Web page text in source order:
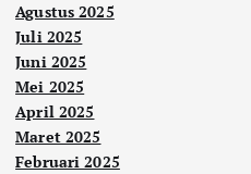
Agustus 2025
Juli 2025
Juni 2025
Mei 2025
April 2025
Maret 2025
Februari 2025